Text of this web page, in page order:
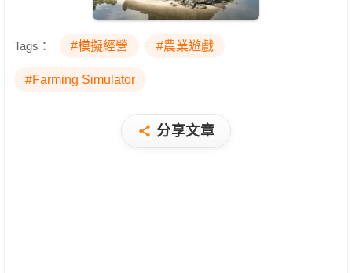
Tags： #模擬經營 #農業遊戲
#Farming Simulator
分享文章